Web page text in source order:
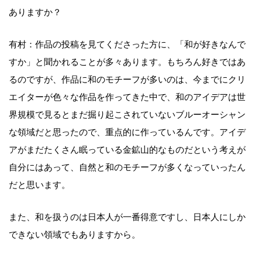
ありますか？
有村：作品の投稿を見てくださった方に、「和が好きなんで
すか」と聞かれることが多々あります。もちろん好きではあ
るのですが、作品に和のモチーフが多いのは、今までにクリ
エイターが色々な作品を作ってきた中で、和のアイデアは世
界規模で見るとまだ掘り起こされていないブルーオーシャン
な領域だと思ったので、重点的に作っているんです。アイデ
アがまだたくさん眠っている金鉱山的なものだという考えが
自分にはあって、自然と和のモチーフが多くなっていったん
だと思います。
また、和を扱うのは日本人が一番得意ですし、日本人にしか
できない領域でもありますから。